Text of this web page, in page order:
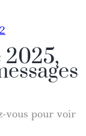
2025,
vous pour voir